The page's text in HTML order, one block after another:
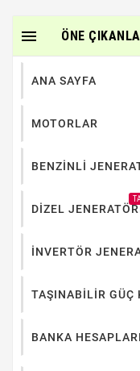
ÖNE

ANA SAYFA
MOTORLAR
BENZİNLİ
DİZEL
İNVERTÖR
TAŞINABİLİR GÜÇ
BANKA HESAPLARI